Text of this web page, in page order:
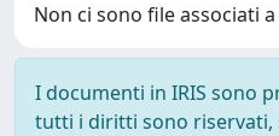
Non ci sono file associati
I documenti in IRIS sono
tutti i diritti sono riservati,